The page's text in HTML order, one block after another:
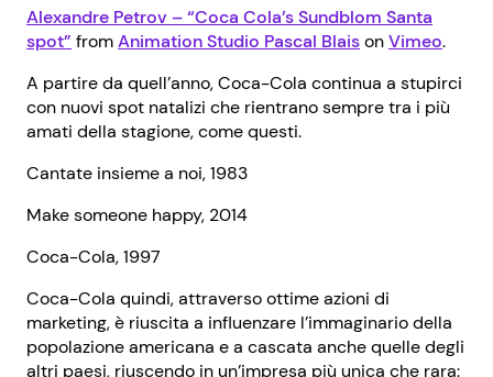
Alexandre Petrov – “Coca Cola’s Sundblom Santa
spot” fromAnimation Studio Pascal BlaisonVimeo.
A partire da quell’anno, Coca-Cola continua a stupirci
con nuovi spot natalizi che rientrano sempre tra i più
amati della stagione, come questi.
Cantate insieme a noi, 1983
Make someone happy, 2014
Coca-Cola, 1997
Coca-Cola quindi, attraverso ottime azioni di
marketing, è riuscita a influenzare l’immaginario della
popolazione americana e a cascata anche quelle degli
altri paesi, riuscendo in un’impresa più unica che rara: